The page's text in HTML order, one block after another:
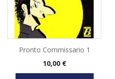
Pronto Commissario 1
Precio
10,00 €